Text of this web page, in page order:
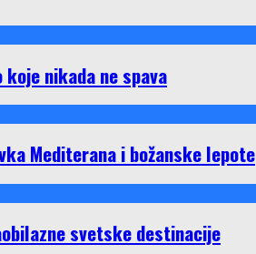
koje nikada ne spava
Mediterana i božanske lepote
svetske destinacije